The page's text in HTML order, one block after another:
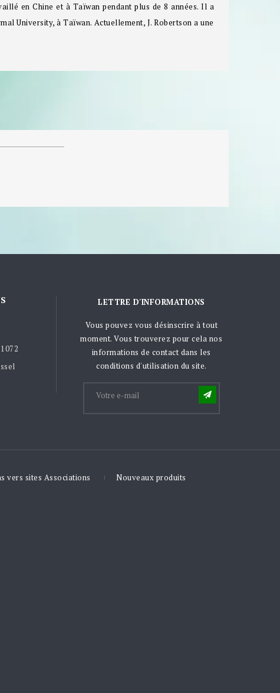
en Chine et à Taïwan pendant plus de 8 années. Il a
University, à Taïwan. Actuellement, J. Robertson a une
LETTRE D'INFORMATIONS
Vous pouvez vous désinscrire à tout
moment. Vous trouverez pour cela nos
informations de contact dans les
conditions d'utilisation du site.
vers sites Associations
Nouveaux produits